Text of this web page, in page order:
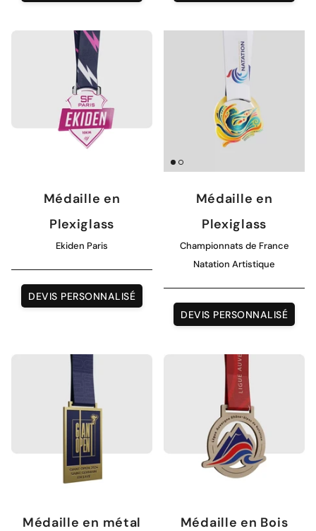
Magnet personnalisé
Médaille en
Plexiglass
Ekiden Paris
DEVIS PERSONNALISÉ
Médaille en
Plexiglass
Championnats de France
Natation Artistique
DEVIS PERSONNALISÉ
Médaille en métal Médaille en Bois